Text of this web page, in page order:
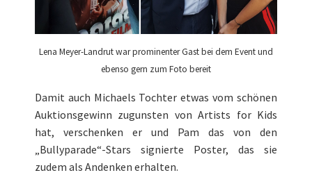
Lena Meyer-Landrut war prominenter Gast bei dem Event und
ebenso gern zum Foto bereit
Damit auch Michaels Tochter etwas vom schönen
Auktionsgewinn zugunsten von Artists for Kids
hat, verschenken er und Pam das von den
„Bullyparade“-Stars signierte Poster, das sie
zudem als Andenken erhalten.